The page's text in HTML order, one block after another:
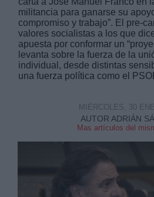
militancia para ganarse su
compromiso y trabajo”. El pre-
valores socialistas a los que
apuesta por conformar un
levanta sobre la fuerza de la
individual, desde distintas
una fuerza política como el
AUTOR ADRIÁN
Mas artículos del
MIÉRCOLES, 30
Derechos:
Información adicional